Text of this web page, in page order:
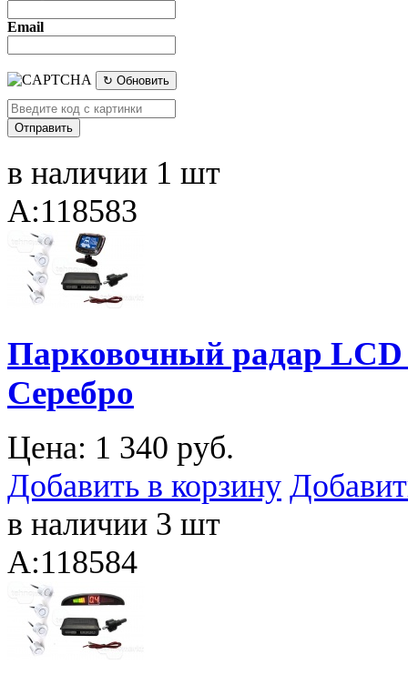
Email
↻ Обновить
в наличии 1 шт
A:118583
Парковочный радар LCD
Серебро
Цена: 1 340 руб.
Добавить в корзину
в наличии 3 шт
A:118584